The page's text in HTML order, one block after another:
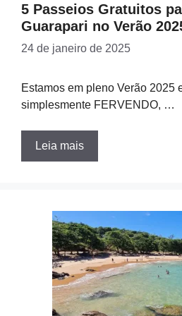
5 Passeios Gratuitos
Guarapari no Verão
24 de janeiro de 2025
Estamos em pleno Verão 2025
simplesmente FERVENDO, …
Leia mais